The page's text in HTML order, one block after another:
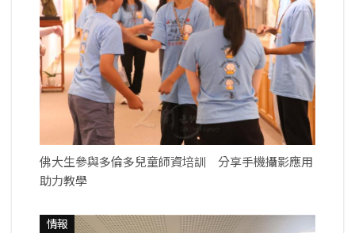
佛大生參與多倫多兒童師資培訓 分享手機攝影應用
助力教學
情報